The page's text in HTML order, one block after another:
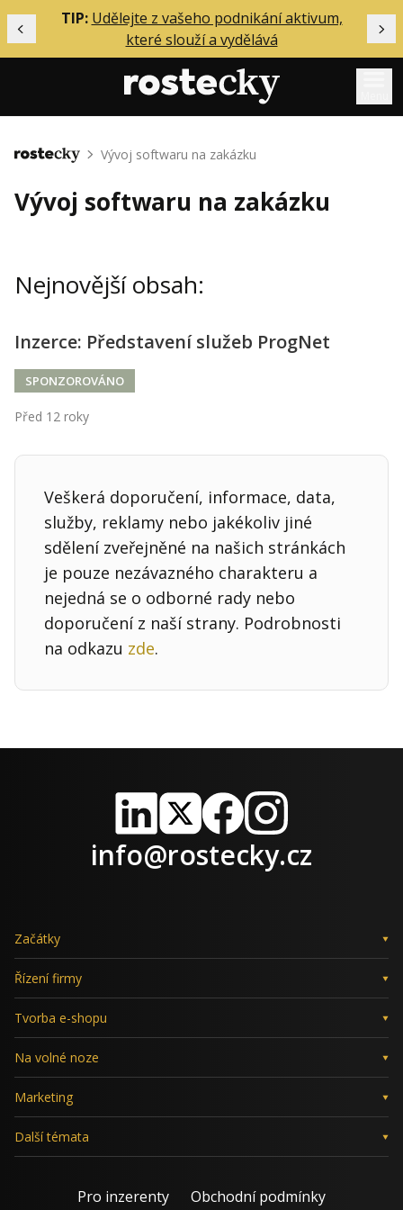
Předchozí
TIP: Udělejte z vašeho podnikání aktivum,
které slouží a vydělává
Mentoring
Solo
Inzerce
Přihlášení
Kontakt
Hledaná fráze Hledat
Domů Vývoj softwaru na zakázku
Vývoj softwaru na zakázku
Nejnovější obsah:
Inzerce: Představení služeb ProgNet
SPONZOROVÁNO
Před 12 roky
Veškerá doporučení, informace, data,
služby, reklamy nebo jakékoliv jiné
sdělení zveřejněné na našich stránkách
je pouze nezávazného charakteru a
nejedná se o odborné rady nebo
doporučení z naší strany. Podrobnosti
na odkazu zde.
LinkedIn
X FacebookInstagram
info@rostecky.cz
Začátky
Řízení firmy
Tvorba e-shopu
Na volné noze
Marketing
Další témata
Pro inzerenty Obchodní podmínky